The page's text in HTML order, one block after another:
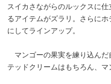
スイカさながらのルックスに
るアイテムがズラリ。さらに
にしてラインアップ。
マンゴーの果実を練り込んだ
テッドクリームはもちろん、マ